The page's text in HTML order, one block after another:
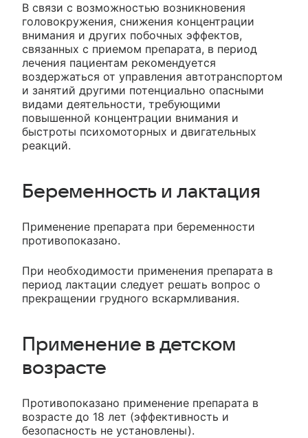
В связи с возможностью возникновения
головокружения, снижения концентрации
внимания и других побочных эффектов,
связанных с приемом препарата, в период
лечения пациентам рекомендуется
воздержаться от управления автотранспортом
и занятий другими потенциально опасными
видами деятельности, требующими
повышенной концентрации внимания и
быстроты психомоторных и двигательных
реакций.
Беременность и лактация
Применение препарата при беременности
противопоказано.
При необходимости применения препарата в
период лактации следует решать вопрос о
прекращении грудного вскармливания.
Применение в детском
возрасте
Противопоказано применение препарата в
возрасте до 18 лет (эффективность и
безопасность не установлены).